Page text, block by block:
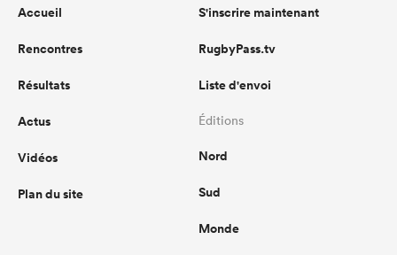
Accueil
Rencontres
Résultats
Actus
Vidéos
Plan du site
S'inscrire maintenant
RugbyPass.tv
Liste d'envoi
Éditions
Nord
Sud
Monde